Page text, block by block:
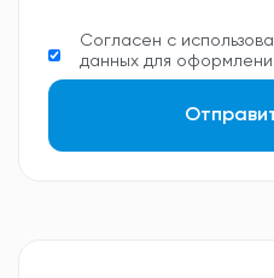
Согласен с
данных для